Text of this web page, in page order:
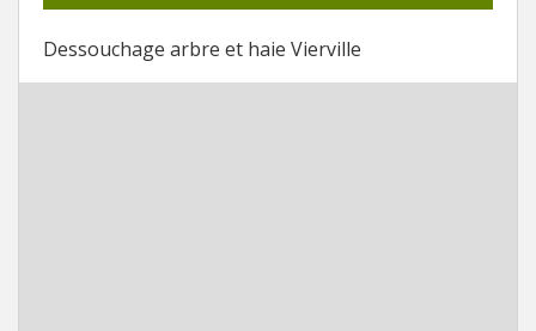
Dessouchage arbre et haie Vierville